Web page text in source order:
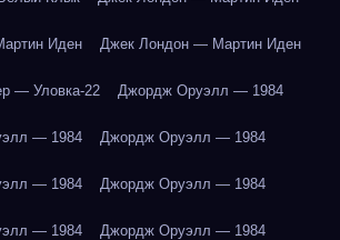
Иден Джек Лондон — Мартин Иден
— Уловка-22 Джордж Оруэлл — 1984
— 1984 Джордж Оруэлл — 1984
— 1984 Джордж Оруэлл — 1984
— 1984 Джордж Оруэлл — 1984